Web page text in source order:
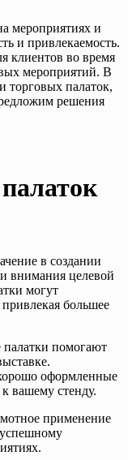
мероприятиях и
и привлекаемость.
клиентов во время
мероприятий. В
торговых палаток,
решения
в создании
внимания целевой
могут
большее
палатки помогают
оформленные
вашему стенду.
применение
успешному